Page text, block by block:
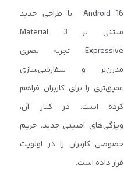
Android 16 با طراحی جدید
مبتنی بر Material 3
Expressive، تجربه بصری
مدرن‌تر و سفارشی‌سازی
عمیق‌تری را برای کاربران فراهم
کرده است. در کنار آن،
ویژگی‌های امنیتی جدید، حریم
خصوصی کاربران را در اولویت
قرار داده است.